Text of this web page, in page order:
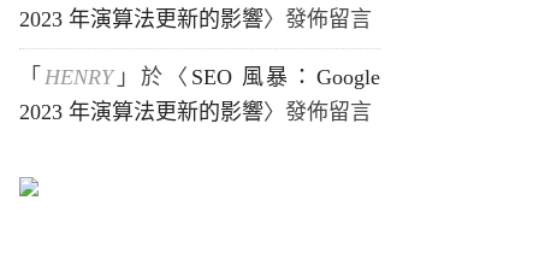
2023 年演算法更新的影響〉發佈留言
「 HENRY」於〈 SEO 風暴：Google
2023 年演算法更新的影響〉發佈留言